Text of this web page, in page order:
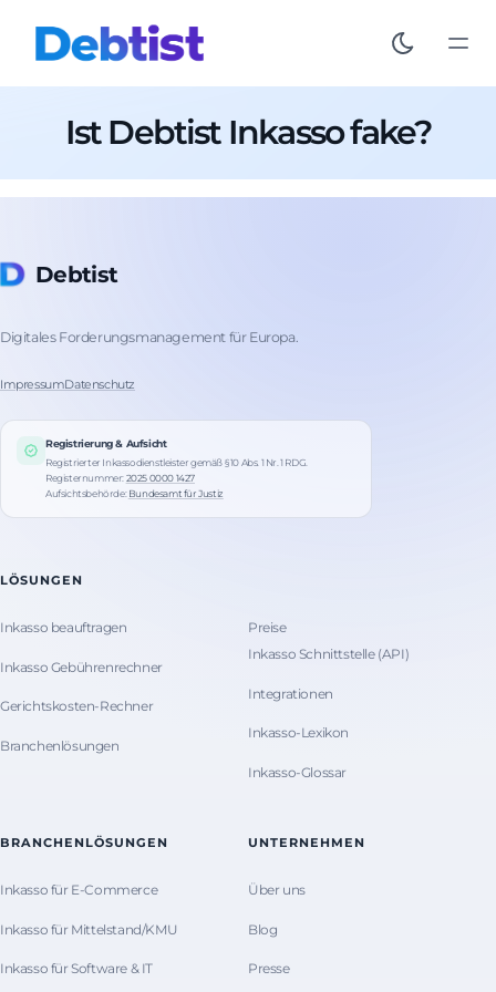
Ist Debtist Inkasso fake?
Debtist
Digitales Forderungsmanagement für Europa.
ImpressumDatenschutz
Registrierung & Aufsicht
Registrierter Inkassodienstleister gemäß § 10 Abs. 1 Nr. 1 RDG.
Registernummer:2025 0000 1427
Aufsichtsbehörde:Bundesamt für Justiz
LÖSUNGEN
Inkasso beauftragen
Inkasso Gebührenrechner
Gerichtskosten-Rechner
Branchenlösungen
Preise
Inkasso Schnittstelle (API)
Integrationen
Inkasso-Lexikon
Inkasso-Glossar
BRANCHENLÖSUNGEN
Inkasso für E-Commerce
Inkasso für Mittelstand/KMU
Inkasso für Software & IT
UNTERNEHMEN
Über uns
Blog
Presse